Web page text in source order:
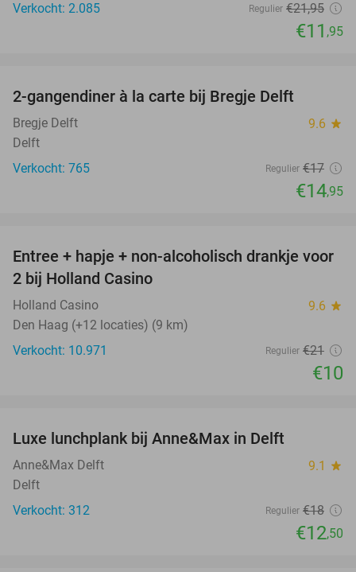
Verkocht: 2.085
Regulier €21,95
€11 ,95
2-gangendiner à la carte bij Bregje Delft
Bregje Delft 9.6 star
Delft
Verkocht: 765
Regulier €17
€14,95
52%
Entree + hapje + non-alcoholisch drankje voor
2 bij Holland Casino
Holland Casino 9.6 star
Den Haag (+12 locaties) (9 km)
Verkocht: 10.971
Regulier €21
€10
Luxe lunchplank bij Anne&Max in Delft
Anne&Max Delft 9.1 star
Delft
Verkocht: 312
Regulier €18
€12,50